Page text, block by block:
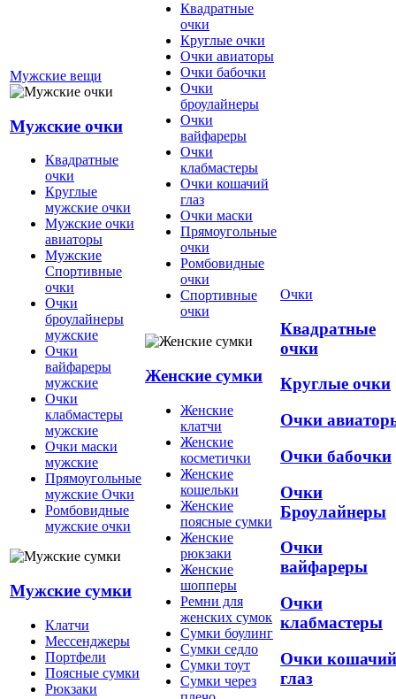
Мужские вещи
Мужские очки
Квадратные
очки
Круглые
мужские очки
Мужские очки
авиаторы
Мужские
Спортивные
очки
Очки
броулайнеры
мужские
Очки
вайфареры
мужские
Очки
клабмастеры
мужские
Очки маски
мужские
Прямоугольные
мужские Очки
Ромбовидные
мужские очки
Мужские сумки
Клатчи
Мессенджеры
Портфели
Поясные сумки
Рюкзаки
Квадратные
очки
Круглые очки
Очки авиаторы
Очки бабочки
Очки
броулайнеры
Очки
вайфареры
Очки
клабмастеры
Очки кошачий
глаз
Очки маски
Прямоугольные
очки
Ромбовидные
очки
Спортивные
очки
Женские сумки
Женские
клатчи
Женские
косметички
Женские
кошельки
Женские
поясные сумки
Женские
рюкзаки
Женские
шопперы
Ремни для
женских сумок
Сумки боулинг
Сумки седло
Сумки тоут
Сумки через
Очки
Квадратные
очки
Круглые очки
Очки
Очки бабочки
Очки
Броулайнеры
Очки
вайфареры
Очки
клабмастеры
Очки кошачий
глаз